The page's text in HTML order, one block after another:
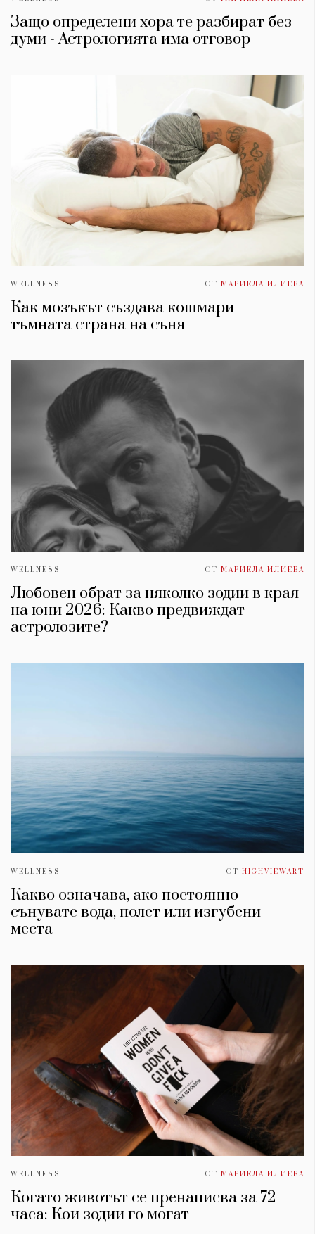
Защо определени хора те разбират без
думи - Астрологията има отговор
WELLNESS ОТ МАРИЕЛА ИЛИЕВА
Как мозъкът създава кошмари –
тъмната страна на съня
WELLNESS ОТ МАРИЕЛА ИЛИЕВА
Любовен обрат за няколко зодии в края
на юни 2026: Какво предвиждат
астролозите?
WELLNESS ОТ HIGHVIEWART
Какво означава, ако постоянно
сънувате вода, полет или изгубени
места
WELLNESS ОТ МАРИЕЛА ИЛИЕВА
Когато животът се пренаписва за 72
часа: Кои зодии го могат